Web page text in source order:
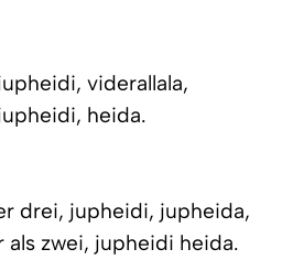
viderallala,
heida.
drei, jupheidi, jupheida,
als zwei, jupheidi heida.